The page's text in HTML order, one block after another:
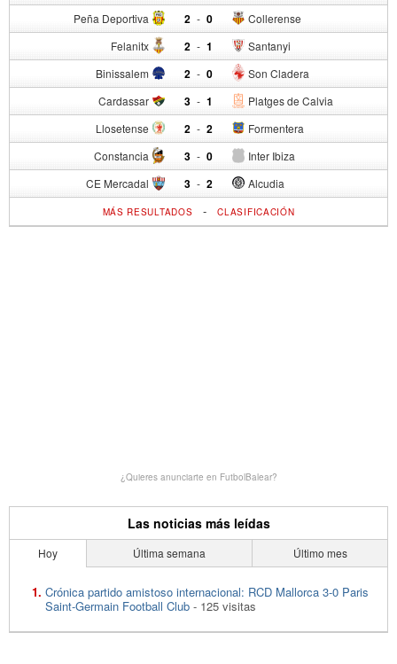
Peña Deportiva 2 - Collerense
0
Felanitx 2 - Santanyi
1
Binissalem 2 - Son Cladera
0
Cardassar 3 - Platges de Calvia
1
Llosetense 2 - Formentera
2
Constancia 3 - Inter Ibiza
0
CE Mercadal 3 - Alcudia
2
MÁS RESULTADOS -CLASIFICACIÓN
¿Quieres anunciarte en FutbolBalear?
Las noticias más leídas
Hoy Última semana Último mes
Crónica partido amistoso internacional: RCD Mallorca 3-0 Paris
Saint-Germain Football Club - 125 visitas